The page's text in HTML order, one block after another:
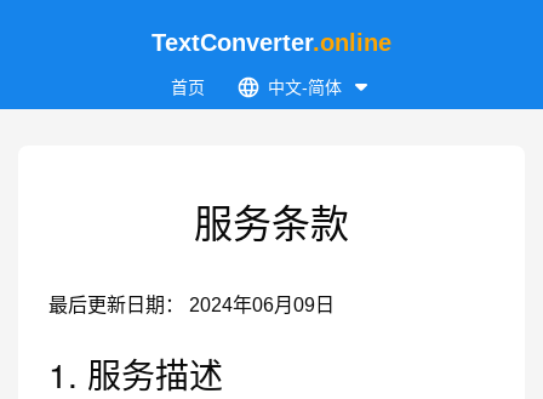
TextConverter.online
首页 中文-简体
服务条款
最后更新日期： 2024年06月09日
1. 服务描述